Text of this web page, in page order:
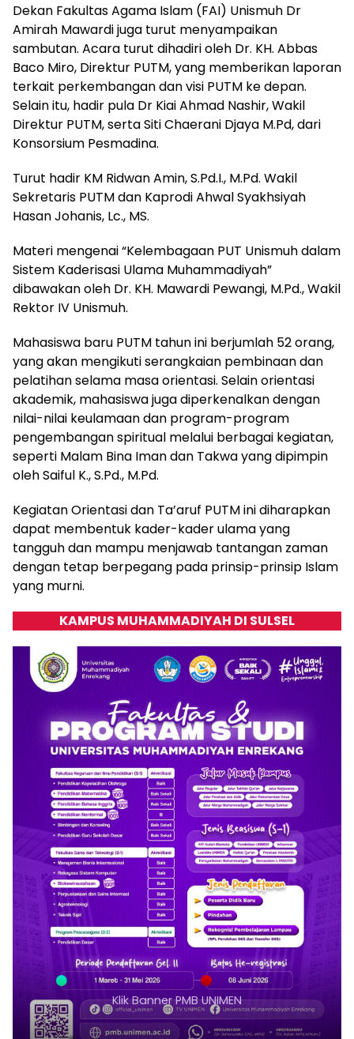
Dekan Fakultas Agama Islam (FAI) Unismuh Dr
Amirah Mawardi juga turut menyampaikan
sambutan. Acara turut dihadiri oleh Dr. KH. Abbas
Baco Miro, Direktur PUTM, yang memberikan laporan
terkait perkembangan dan visi PUTM ke depan.
Selain itu, hadir pula Dr Kiai Ahmad Nashir, Wakil
Direktur PUTM, serta Siti Chaerani Djaya M.Pd, dari
Konsorsium Pesmadina.
Turut hadir KM Ridwan Amin, S.Pd.I., M.Pd. Wakil
Sekretaris PUTM dan Kaprodi Ahwal Syakhsiyah
Hasan Johanis, Lc., MS.
Materi mengenai “Kelembagaan PUT Unismuh dalam
Sistem Kaderisasi Ulama Muhammadiyah”
dibawakan oleh Dr. KH. Mawardi Pewangi, M.Pd., Wakil
Rektor IV Unismuh.
Mahasiswa baru PUTM tahun ini berjumlah 52 orang,
yang akan mengikuti serangkaian pembinaan dan
pelatihan selama masa orientasi. Selain orientasi
akademik, mahasiswa juga diperkenalkan dengan
nilai-nilai keulamaan dan program-program
pengembangan spiritual melalui berbagai kegiatan,
seperti Malam Bina Iman dan Takwa yang dipimpin
oleh Saiful K., S.Pd., M.Pd.
Kegiatan Orientasi dan Ta’aruf PUTM ini diharapkan
dapat membentuk kader-kader ulama yang
tangguh dan mampu menjawab tantangan zaman
dengan tetap berpegang pada prinsip-prinsip Islam
yang murni.
KAMPUS MUHAMMADIYAH DI SULSEL
Klik Banner PMB UNIMEN